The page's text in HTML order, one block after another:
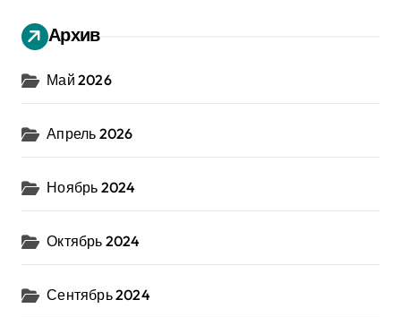
Архив
Май 2026
Апрель 2026
Ноябрь 2024
Октябрь 2024
Сентябрь 2024